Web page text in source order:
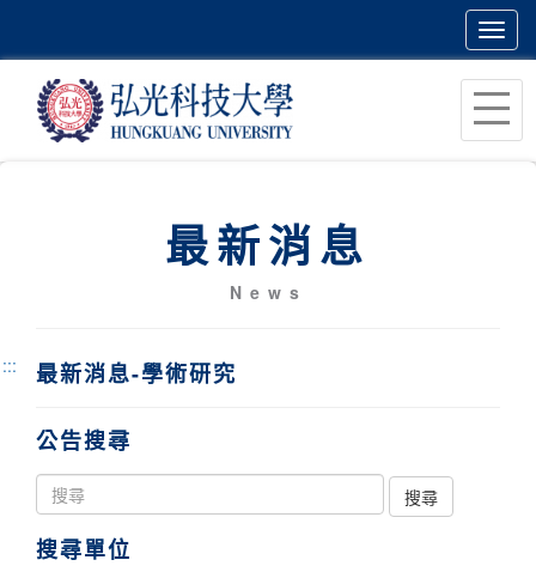
最新消息
News
::: 最新消息-學術研究
公告搜尋
搜尋單位